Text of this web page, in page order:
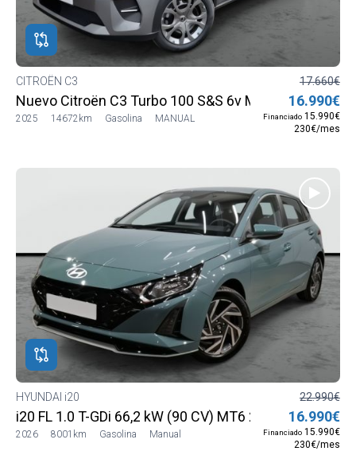
CITROËN C3
Nuevo Citroën C3 Turbo 100 S&S 6v MAX
2025 14672km Gasolina MANUAL
17.660€
16.990€
Financiado 15.990€
230€/mes
HYUNDAI i20
i20 FL 1.0 T-GDi 66,2 kW (90 CV) MT6 2WD Smart
2026 8001km Gasolina Manual
22.990€
16.990€
Financiado 15.990€
230€/mes